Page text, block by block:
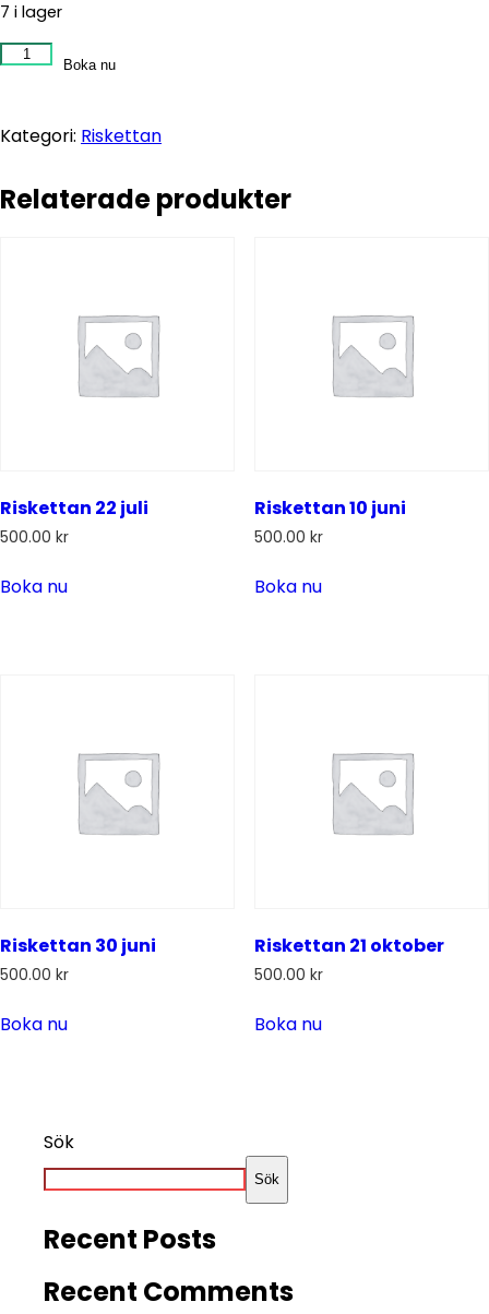
7 i lager
Riskettan
mängd
Boka nu
Kategori: Riskettan
Relaterade produkter
Riskettan 22 juli
500.00 kr
Boka nu
Riskettan 10 juni
500.00 kr
Boka nu
Riskettan 30 juni
500.00 kr
Boka nu
Riskettan 21 oktober
500.00 kr
Boka nu
Sök
Sök
Recent Posts
Recent Comments